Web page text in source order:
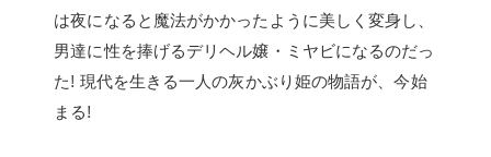
は夜になると魔法がかかったように美しく変身し、
男達に性を捧げるデリヘル嬢・ミヤビになるのだっ
た! 現代を生きる一人の灰かぶり姫の物語が、今始
まる!